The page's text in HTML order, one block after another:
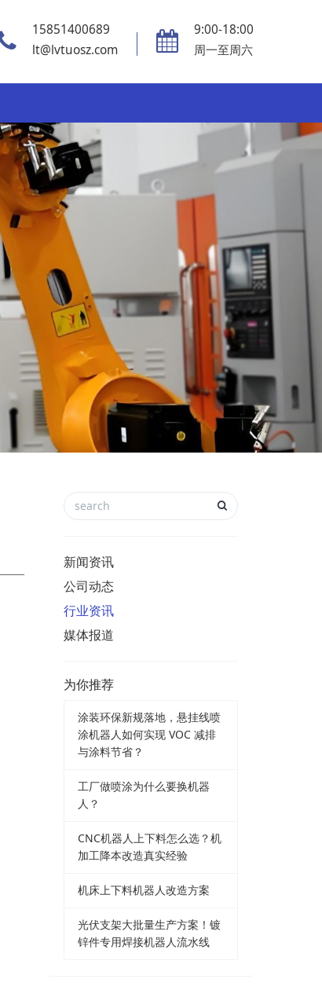
15851400689
lt@lvtuosz.com
9:00-18:00
周一至周六
新闻资讯
公司动态
行业资讯
媒体报道
为你推荐
涂装环保新规落地，悬挂线喷
涂机器人如何实现 VOC 减排
与涂料节省？
工厂做喷涂为什么要换机器
人？
CNC机器人上下料怎么选？机
加工降本改造真实经验
机床上下料机器人改造方案
光伏支架大批量生产方案！镀
锌件专用焊接机器人流水线